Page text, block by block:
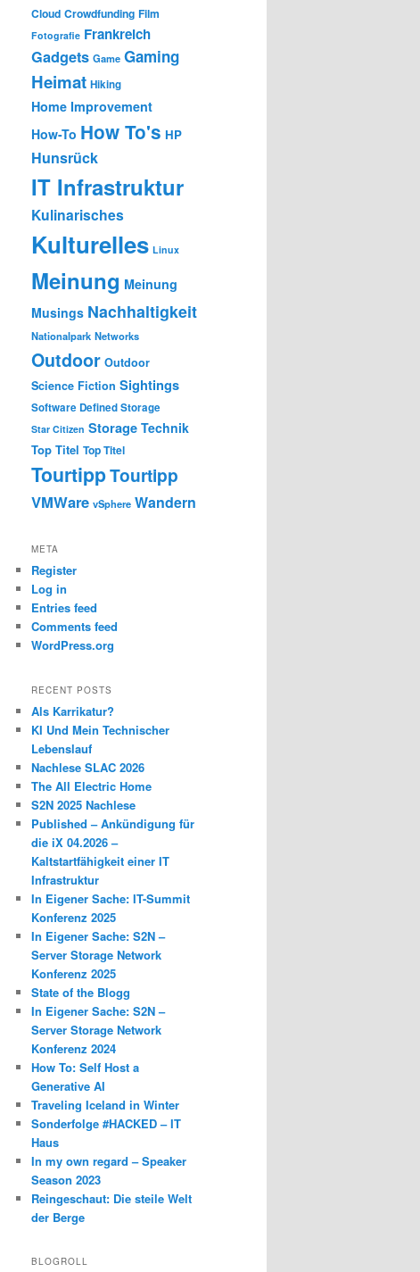
Cloud Crowdfunding Film
Fotografie Frankreich
Gadgets Game Gaming
Heimat Hiking
Home Improvement
How-To How To's HP
Hunsrück
IT Infrastruktur
Kulinarisches
Kulturelles Linux
Meinung Meinung
Musings Nachhaltigkeit
Nationalpark Networks
Outdoor Outdoor
Science Fiction Sightings
Software Defined Storage
Star Citizen Storage Technik
Top Titel Top Titel
TourtippTourtipp
VMWare vSphere Wandern
META
Register
Log in
Entries feed
Comments feed
WordPress.org
RECENT POSTS
Als Karrikatur?
KI Und Mein Technischer
Lebenslauf
Nachlese SLAC 2026
The All Electric Home
S2N 2025 Nachlese
Published – Ankündigung für
die iX 04.2026 –
Kaltstartfähigkeit einer IT
Infrastruktur
In Eigener Sache: IT-Summit
Konferenz 2025
In Eigener Sache: S2N –
Server Storage Network
Konferenz 2025
State of the Blogg
In Eigener Sache: S2N –
Server Storage Network
Konferenz 2024
How To: Self Host a
Generative AI
Traveling Iceland in Winter
Sonderfolge #HACKED – IT
Haus
In my own regard – Speaker
Season 2023
Reingeschaut: Die steile Welt
der Berge
BLOGROLL